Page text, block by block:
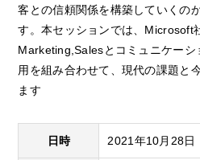
客との信頼関係を構築していくの
す。本セッションでは、Microsoft
Marketing,Salesとコミュニケーシ
用を組み合わせて、現代の課題と
ます
日時 2021年10月28日